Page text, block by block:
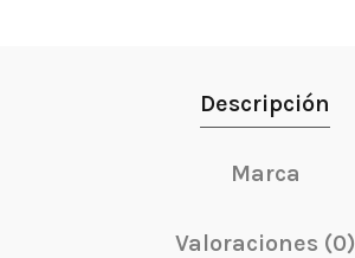
Descripción
Marca
Valoraciones (0)